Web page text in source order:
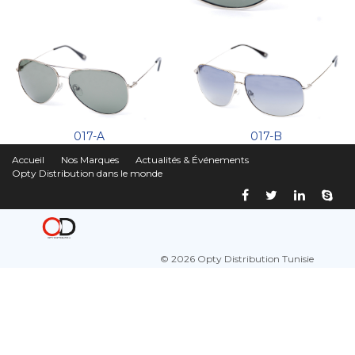
017-A 017-B
Accueil Nos Marques
Actualités & Événements
Opty Distribution dans le monde
© 2026 Opty Distribution Tunisie